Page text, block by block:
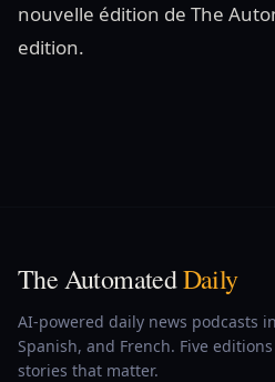
nouvelle édition de The
edition.
The AutomatedDaily
AI-powered daily news podcasts
Spanish, and French. Five
stories that matter.